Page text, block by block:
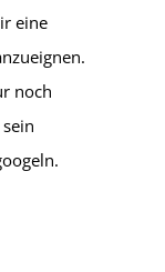
eine
noch